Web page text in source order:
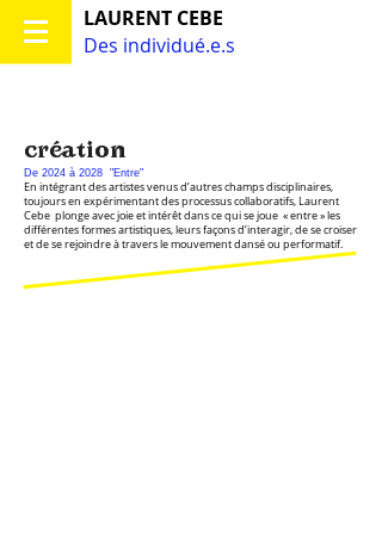
LAURENT CEBE
Des individué.e.s
création
De 2024 à 2028 "Entre"
En intégrant des artistes venus d’autres champs disciplinaires,
toujours en expérimentant des processus collaboratifs, Laurent
Cebe plonge avec joie et intérêt dans ce qui se joue « entre » les
différentes formes artistiques, leurs façons d’interagir, de se croiser
et de se rejoindre à travers le mouvement dansé ou performatif.